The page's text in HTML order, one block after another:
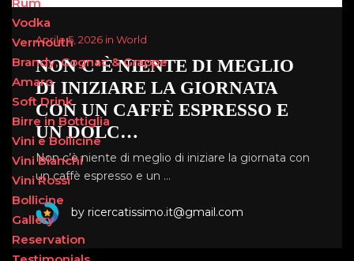
Vodka
Vermouth
Brandy, Cognac & Grappe
Amaro
Soft Drink
Birre in Bottiglia
Vini e Bollicine
Vini Bianchi
Vini Rossi
Bollicine
Gallery
Reservation
Aprile 5, 2026 in World
NON C’È NIENTE DI MEGLIO
DI INIZIARE LA GIORNATA
CON UN CAFFÈ ESPRESSO E
UN DOLC…
Non c’è niente di meglio di iniziare la giornata con
un caffè espresso e un …
by ricercatissimo.it@gmail.com